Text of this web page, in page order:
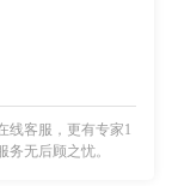
线客服，更有专家1
无后顾之忧。